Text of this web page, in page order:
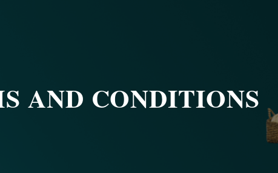
AND CONDITIONS